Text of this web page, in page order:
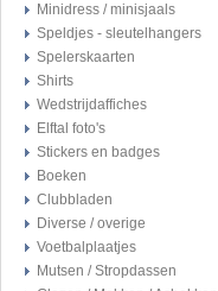
Minidress / minisjaals
Speldjes - sleutelhangers
Spelerskaarten
Shirts
Wedstrijdaffiches
Elftal foto's
Stickers en badges
Boeken
Clubbladen
Diverse / overige
Voetbalplaatjes
Mutsen / Stropdassen